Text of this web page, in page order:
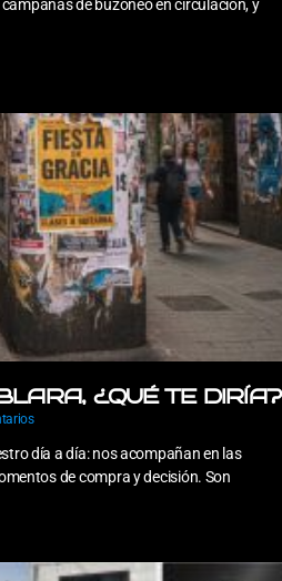
de buzoneo en circulación, y
¿QUÉ TE DIRÍA?
día a día: nos acompañan en las
de compra y decisión. Son